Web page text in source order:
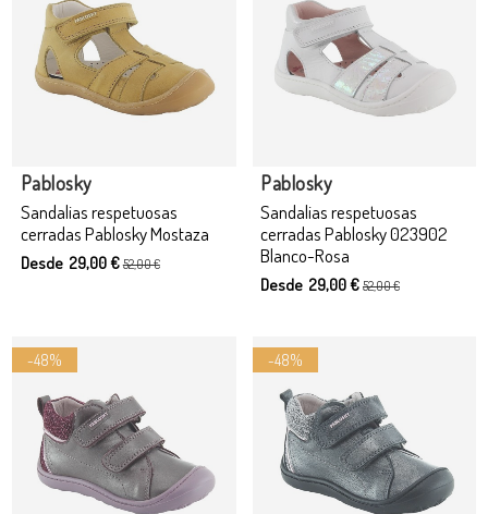
Sandalias respetuosas
cerradas Pablosky Mostaza
Pablosky
Desde 29,00 €52,00 €
Sandalias respetuosas
cerradas Pablosky 023902
Blanco-Rosa
Pablosky
Desde 29,00 € 52,00 €
-48% -48%